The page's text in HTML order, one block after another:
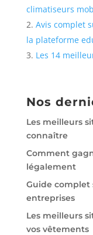
climatiseurs
Avis complet
la plateforme
Les 14
Nos
Les meilleurs
connaître
Comment
légalement
Guide complet
entreprises
Les meilleurs
vos vêtements